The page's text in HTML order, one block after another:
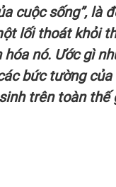
cuộc sống”,
lối thoát khỏi
nó. Ước gì
bức tường
trên toàn